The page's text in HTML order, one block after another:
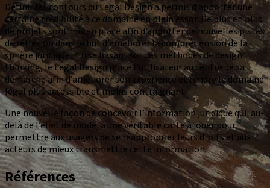
Définir les contours du Legal Design a permis d’apporter une
certaine crédibilité à ce domaine en plein essor. De plus en plus
de projets sont mis en place afin d’apporter de nouvelles pistes
de réflexion dans le but d’améliorer la compréhension de la
sphère juridique. En se basant sur des méthodes de design
thinking, le Legal Design place l’utilisateur au centre de sa
démarche afin d’améliorer son expérience et rendre le domaine
légal plus accessible et moins contraignant.
Une nouvelle façon de concevoir l’information juridique qui, au-
delà de l’effet de mode, à une véritable carte à jouer pour
permettre aux usagers de se réapproprier leurs droits et aux
acteurs de mieux transmettre cette information.
Références